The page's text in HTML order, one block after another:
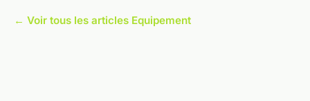
← Voir tous les articles Equipement